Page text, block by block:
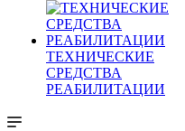
ТЕХНИЧЕСКИЕ
СРЕДСТВА
РЕАБИЛИТАЦИИ